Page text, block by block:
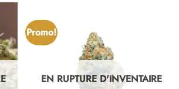
Promo!
EN RUPTURE D'INVENTAIRE